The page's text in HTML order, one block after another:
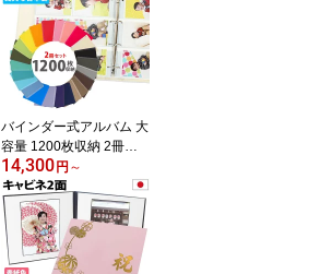
（ゴールド・シルバ
ー）】雨 防キズ 超軽量
反射 上靴 体操服 水筒 収
納 2WAY 手ぶら 登下校
カスタマイズ 日本製
バインダー式アルバム 大
容量 1200枚収納 2冊セ
ット 写真を増やせるアル
バム L判 リフィル追加 差
し替え可能 写真アルバム
ポケットアルバム リフィ
ル式 フリー台紙 家族写
真 ベビー 成長記録 結婚
14,300円 ～